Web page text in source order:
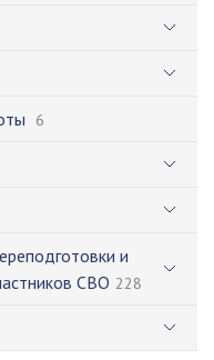
6
и
СВО 228